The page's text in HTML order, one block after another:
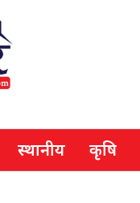
स्थानीय कृषि